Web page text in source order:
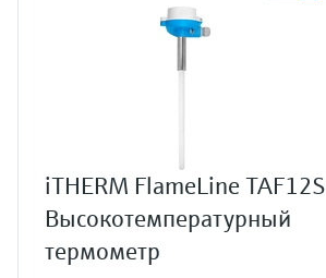
iTHERM FlameLine TAF12S
Высокотемпературный
термометр